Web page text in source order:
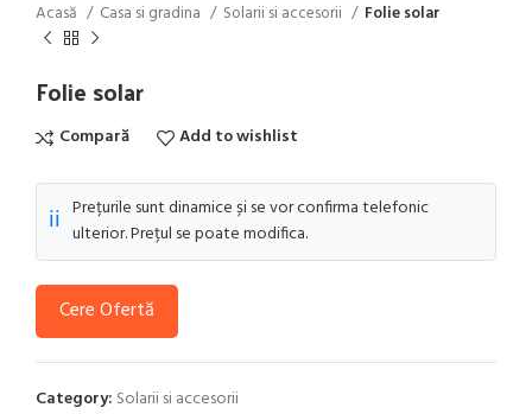
Acasă Casa si gradina Solarii si accesorii Folie solar
Folie solar
Compară Add to wishlist
ℹ️ Prețurile sunt dinamice și se vor confirma telefonic
ulterior. Prețul se poate modifica.
Cere Ofertă
Category: Solarii si accesorii